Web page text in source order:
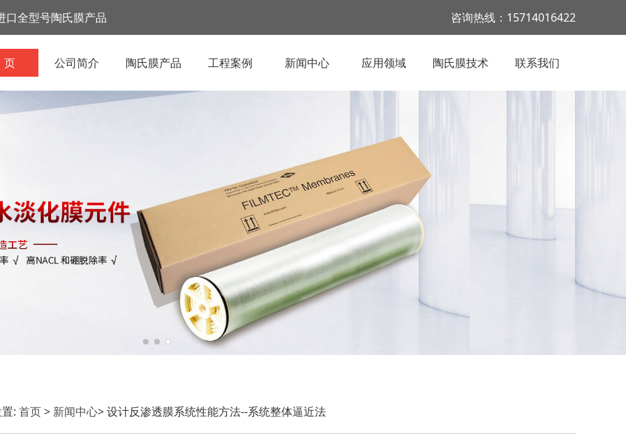
口全型号陶氏膜产品 咨询热线：15714016422
公司简介 陶氏膜产品 工程案例 新闻中心 应用领域 陶氏膜技术 联系我们
: 首页> 新闻中心> 设计反渗透膜系统性能方法--系统整体逼近法